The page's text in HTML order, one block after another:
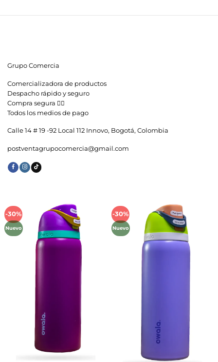
Grupo Comercia
Comercializadora de productos
Despacho rápido y seguro
Compra segura 👇🏼
Todos los medios de pago
Calle 14 # 19 -92 Local 112 Innovo, Bogotá, Colombia
postventagrupocomercia@gmail.com
-30%
Nuevo
Añadir
lista de
deseos
-30%
Nuevo
Añadir
lista de
deseos